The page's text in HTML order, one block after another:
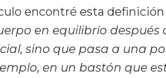
encontré esta definición
en equilibrio después
sino que pasa a una
en un bastón que